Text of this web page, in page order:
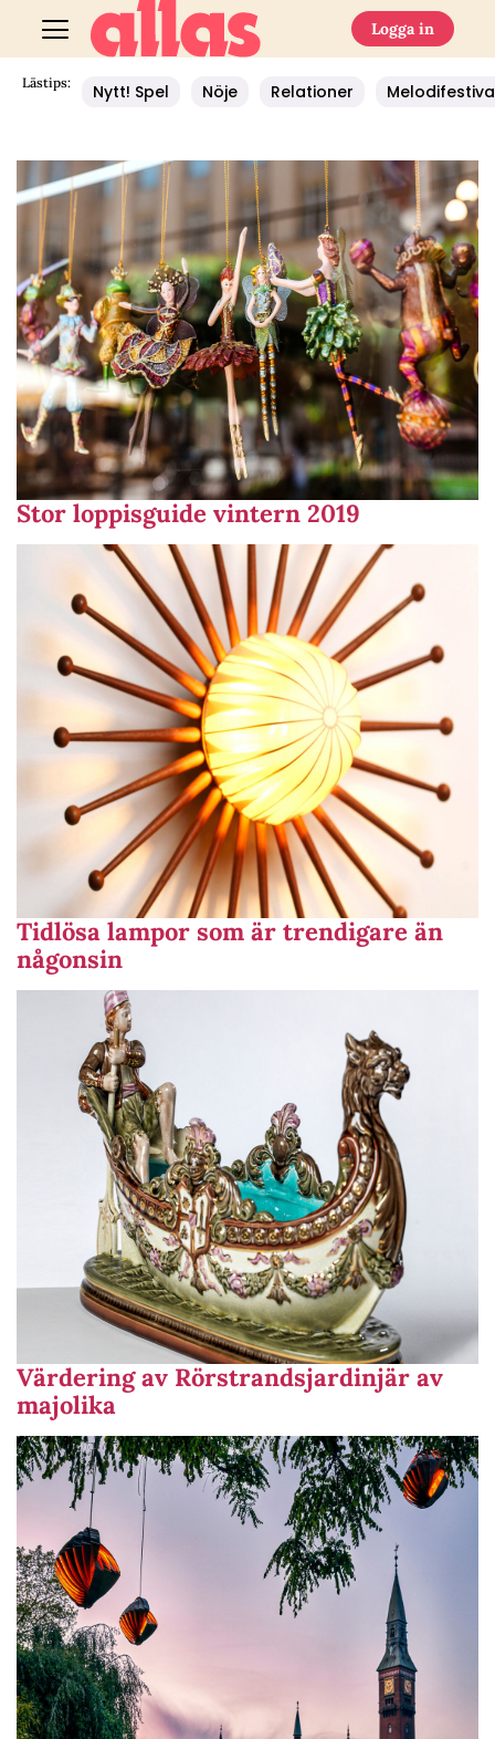
Logga in
Lästips: Nytt! Spel Nöje Relationer
Stor loppisguide vintern 2019
Tidlösa lampor som är trendigare än
någonsin
Värdering av Rörstrandsjardinjär av
majolika